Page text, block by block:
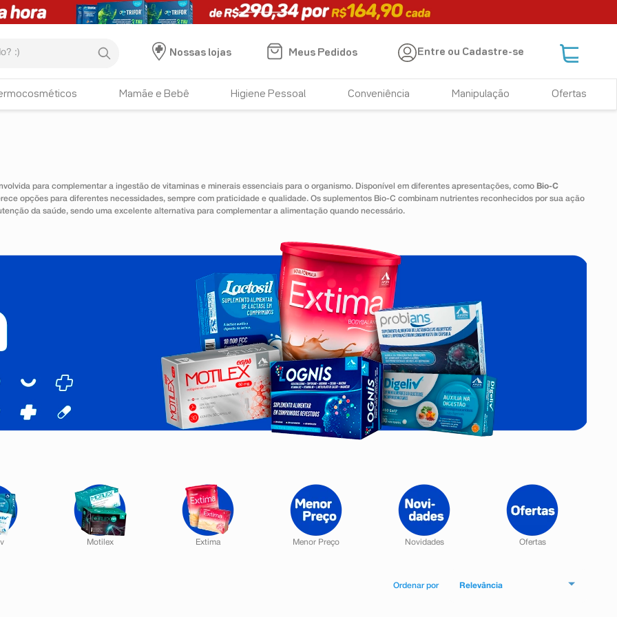
Nossas lojas
Meus Pedidos Entre ou Cadastre-se
Mamãe e Bebê Higiene Pessoal Conveniência Manipulação Ofertas
para complementar a ingestão de vitaminas e minerais essenciais para o organismo. Disponível em diferentes apresentações, como Bio-C
opções para diferentes necessidades, sempre com praticidade e qualidade. Os suplementos Bio-C combinam nutrientes reconhecidos por sua ação
da saúde, sendo uma excelente alternativa para complementar a alimentação quando necessário.
Relevância